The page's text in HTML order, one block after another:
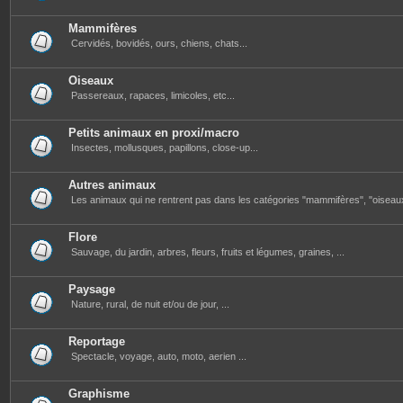
Mammifères
Cervidés, bovidés, ours, chiens, chats...
Oiseaux
Passereaux, rapaces, limicoles, etc...
Petits animaux en proxi/macro
Insectes, mollusques, papillons, close-up...
Autres animaux
Les animaux qui ne rentrent pas dans les catégories "mammifères",
Flore
Sauvage, du jardin, arbres, fleurs, fruits et légumes, graines, ...
Paysage
Nature, rural, de nuit et/ou de jour, ...
Reportage
Spectacle, voyage, auto, moto, aerien ...
Graphisme